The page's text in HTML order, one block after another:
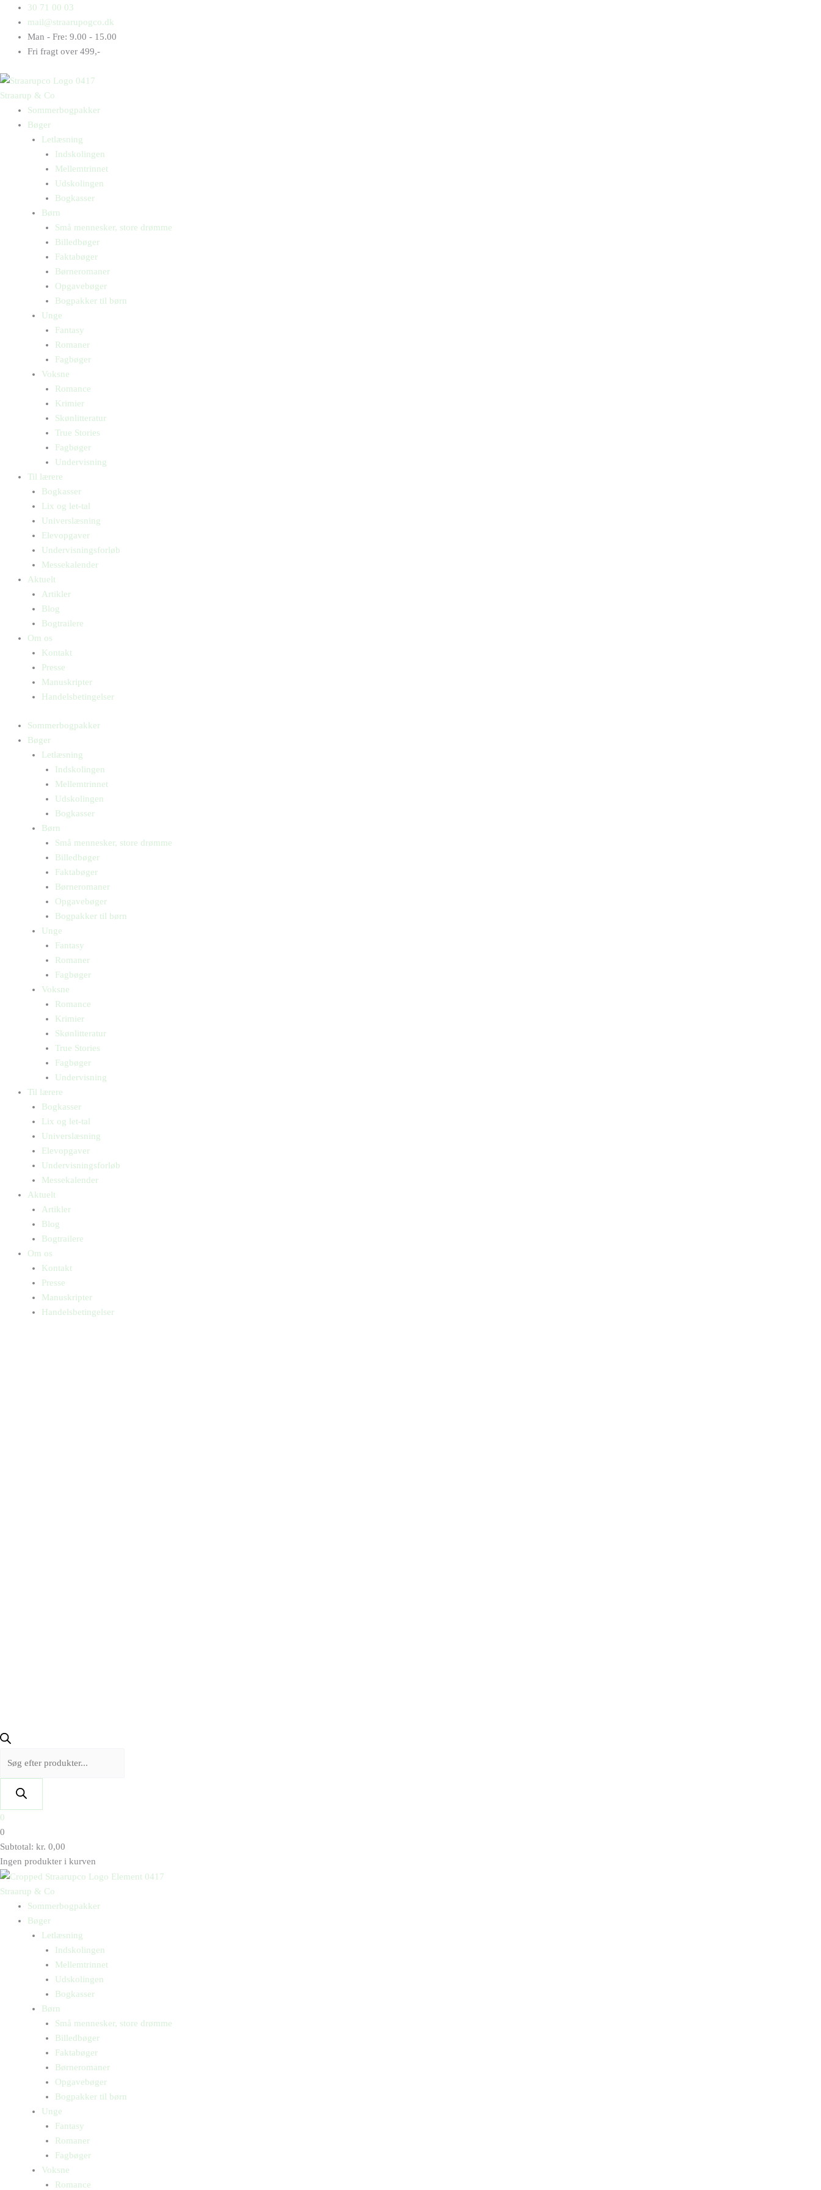
indholdet
30 71 00 03
mail@straarupogco.dk
Man - Fre: 9.00 - 15.00
Fri fragt over 499,-
Straarup & Co
Sommerbogpakker
Bøger
Letlæsning
Indskolingen
Mellemtrinnet
Udskolingen
Bogkasser
Børn
Små mennesker, store drømme
Billedbøger
Faktabøger
Børneromaner
Opgavebøger
Bogpakker til børn
Unge
Fantasy
Romaner
Fagbøger
Voksne
Romance
Krimier
Skønlitteratur
True Stories
Fagbøger
Undervisning
Til lærere
Bogkasser
Lix og let-tal
Universlæsning
Elevopgaver
Undervisningsforløb
Messekalender
Aktuelt
Artikler
Blog
Bogtrailere
Om os
Kontakt
Presse
Manuskripter
Handelsbetingelser
Sommerbogpakker
Bøger
Letlæsning
Indskolingen
Mellemtrinnet
Udskolingen
Bogkasser
Børn
Små mennesker, store drømme
Billedbøger
Faktabøger
Børneromaner
Opgavebøger
Bogpakker til børn
Unge
Fantasy
Romaner
Fagbøger
Voksne
Romance
Krimier
Skønlitteratur
True Stories
Fagbøger
Undervisning
Til lærere
Bogkasser
Lix og let-tal
Universlæsning
Elevopgaver
Undervisningsforløb
Messekalender
Aktuelt
Artikler
Blog
Bogtrailere
Om os
Kontakt
Presse
Manuskripter
Handelsbetingelser
Products
search
0
0
Subtotal: kr. 0,00
Ingen produkter i kurven
Straarup & Co
Sommerbogpakker
Bøger
Letlæsning
Indskolingen
Mellemtrinnet
Udskolingen
Bogkasser
Børn
Små mennesker, store drømme
Billedbøger
Faktabøger
Børneromaner
Opgavebøger
Bogpakker til børn
Unge
Fantasy
Romaner
Fagbøger
Voksne
Romance
Products
search
Psykopattesten